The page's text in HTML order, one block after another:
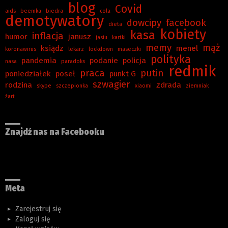
aids beemka biedra blog cola Covid
demotywatory dieta dowcipy facebook
humor inflacja janusz jasiu kartki kasa kobiety
koronawirus ksiądz lekarz lockdown maseczki memy menel mąż
nasa pandemia paradoks podanie policja polityka
poniedziałek poseł praca punkt G putin redmik
rodzina skype szczepionka szwagier xiaomi zdrada
ziemniak
żart
Znajdź nas na Facebooku
Meta
Zarejestruj się
Zaloguj się